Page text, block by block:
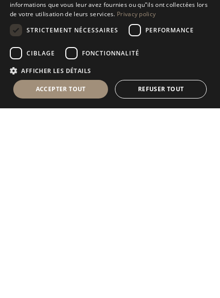
SPANISH
informations que vous leur avez fournies ou qu"ils ont collectées lors
de votre utilisation de leurs services. Privacy policy
STRICTEMENT NÉCESSAIRES
PERFORMANCE
CIBLAGE FONCTIONNALITÉ
AFFICHER LES DÉTAILS
ACCEPTER TOUT REFUSER TOUT